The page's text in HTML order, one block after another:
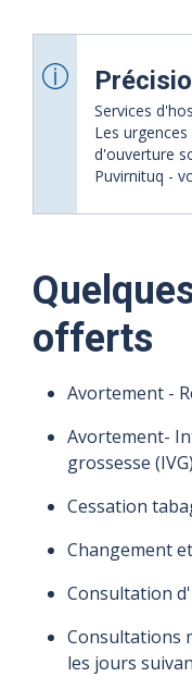
Services
Les
d'ouverture
Puvirnituq -
offerts
Avortement -
Avortement-
grossesse (IVG)
Cessation
Changement
Consultation
Consultations
les jours